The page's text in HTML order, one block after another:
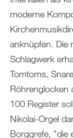
moderne
anknüpfen. Die
Schlagwerk
Tomtoms,
Röhrenglocken
100 Register
Nikolai-Orgel
Borggrefe, "die